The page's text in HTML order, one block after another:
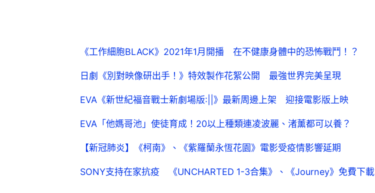
《工作細胞BLACK》2021年1月開播 在不健康身體中的恐怖戰鬥！？
日劇《別對映像研出手！》特效製作花絮公開 最強世界完美呈現
EVA《新世紀福音戰士新劇場版:||》最新周邊上架 迎接電影版上映
EVA「他媽哥池」使徒育成！20以上種類連凌波麗、渚薰都可以養？
【新冠肺炎】《柯南》、《紫羅蘭永恆花園》電影受疫情影響延期
SONY支持在家抗疫 《UNCHARTED 1-3合集》、《Journey》免費下載